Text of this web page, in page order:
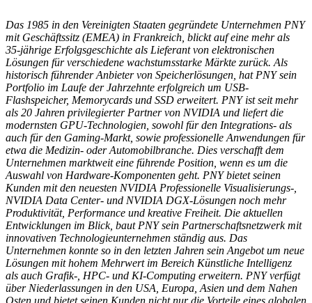
Das 1985 in den Vereinigten Staaten gegründete Unternehmen PNY
mit Geschäftssitz (EMEA) in Frankreich, blickt auf eine mehr als
35-jährige Erfolgsgeschichte als Lieferant von elektronischen
Lösungen für verschiedene wachstumsstarke Märkte zurück. Als
historisch führender Anbieter von Speicherlösungen, hat PNY sein
Portfolio im Laufe der Jahrzehnte erfolgreich um USB-
Flashspeicher, Memorycards und SSD erweitert. PNY ist seit mehr
als 20 Jahren privilegierter Partner von NVIDIA und liefert die
modernsten GPU-Technologien, sowohl für den Integrations- als
auch für den Gaming-Markt, sowie professionelle Anwendungen für
etwa die Medizin- oder Automobilbranche. Dies verschafft dem
Unternehmen marktweit eine führende Position, wenn es um die
Auswahl von Hardware-Komponenten geht. PNY bietet seinen
Kunden mit den neuesten NVIDIA Professionelle Visualisierungs-,
NVIDIA Data Center- und NVIDIA DGX-Lösungen noch mehr
Produktivität, Performance und kreative Freiheit. Die aktuellen
Entwicklungen im Blick, baut PNY sein Partnerschaftsnetzwerk mit
innovativen Technologieunternehmen ständig aus. Das
Unternehmen konnte so in den letzten Jahren sein Angebot um neue
Lösungen mit hohem Mehrwert im Bereich Künstliche Intelligenz
als auch Grafik-, HPC- und KI-Computing erweitern. PNY verfügt
über Niederlassungen in den USA, Europa, Asien und dem Nahen
Osten und bietet seinen Kunden nicht nur die Vorteile eines globalen